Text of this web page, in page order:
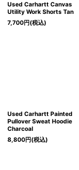
Used Carhartt Canvas
Utility Work Shorts Tan
7,700円(税込)
Used Carhartt Painted
Pullover Sweat Hoodie
Charcoal
8,800円(税込)